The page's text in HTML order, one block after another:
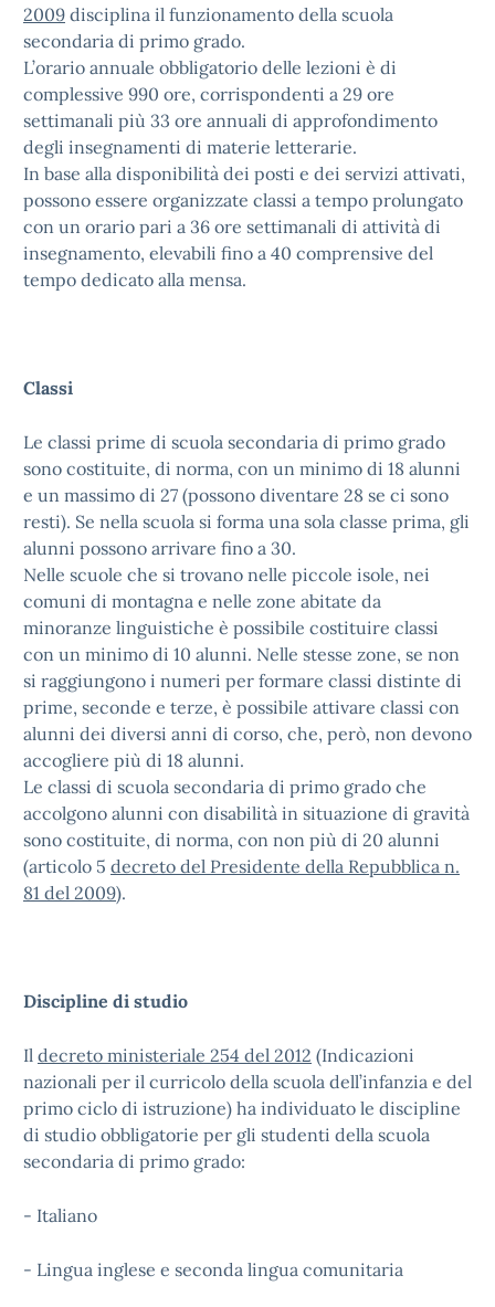
2009 disciplina il funzionamento della scuola
secondaria di primo grado.
L’orario annuale obbligatorio delle lezioni è di
complessive 990 ore, corrispondenti a 29 ore
settimanali più 33 ore annuali di approfondimento
degli insegnamenti di materie letterarie.
In base alla disponibilità dei posti e dei servizi attivati,
possono essere organizzate classi a tempo prolungato
con un orario pari a 36 ore settimanali di attività di
insegnamento, elevabili fino a 40 comprensive del
tempo dedicato alla mensa.
Classi
Le classi prime di scuola secondaria di primo grado
sono costituite, di norma, con un minimo di 18 alunni
e un massimo di 27 (possono diventare 28 se ci sono
resti). Se nella scuola si forma una sola classe prima, gli
alunni possono arrivare fino a 30.
Nelle scuole che si trovano nelle piccole isole, nei
comuni di montagna e nelle zone abitate da
minoranze linguistiche è possibile costituire classi
con un minimo di 10 alunni. Nelle stesse zone, se non
si raggiungono i numeri per formare classi distinte di
prime, seconde e terze, è possibile attivare classi con
alunni dei diversi anni di corso, che, però, non devono
accogliere più di 18 alunni.
Le classi di scuola secondaria di primo grado che
accolgono alunni con disabilità in situazione di gravità
sono costituite, di norma, con non più di 20 alunni
(articolo 5 decreto del Presidente della Repubblica n.
81 del 2009).
Discipline di studio
Il decreto ministeriale 254 del 2012 (Indicazioni
nazionali per il curricolo della scuola dell’infanzia e del
primo ciclo di istruzione) ha individuato le discipline
di studio obbligatorie per gli studenti della scuola
secondaria di primo grado:
- Italiano
- Lingua inglese e seconda lingua comunitaria